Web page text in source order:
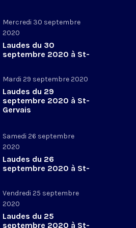
Mercredi 30 septembre
2020
Laudes du 30
septembre 2020 à St-
Mardi 29 septembre 2020
Laudes du 29
septembre 2020 à St-
Gervais
Samedi 26 septembre
2020
Laudes du 26
septembre 2020 à St-
Vendredi 25 septembre
2020
Laudes du 25
septembre 2020 à St-